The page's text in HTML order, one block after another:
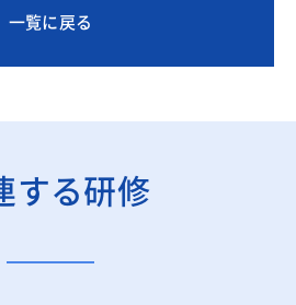
一覧に戻る
する研修